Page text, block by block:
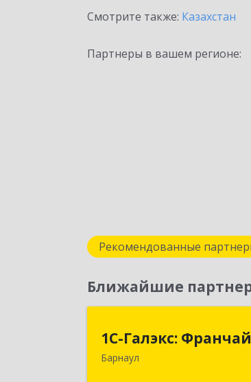
Смотрите также: Казахстан
Партнеры в вашем регионе:
Рекомендованные
Ближайшие
1С-Галэкс:
Барнаул
1С-Галэкс:
656015, Алтайский край,